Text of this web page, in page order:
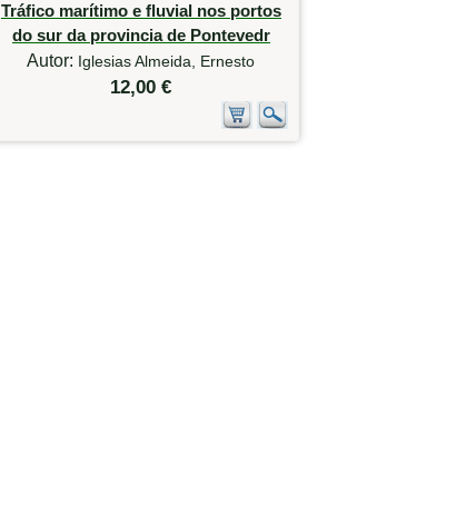
Tráfico marítimo e fluvial nos portos
do sur da provincia de Pontevedr
Autor: Iglesias Almeida, Ernesto
12,00 €